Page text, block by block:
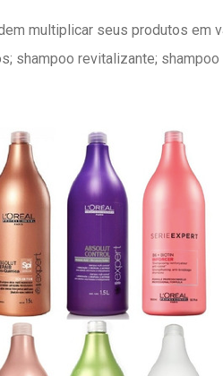
multiplicar seus produtos em
shampoo revitalizante;